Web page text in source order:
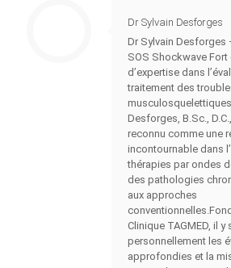
Dr Sylvain Desforges
Dr Sylvain Desforges
SOS Shockwave Fort
d’expertise dans
traitement des
Desforges, B.Sc.,
reconnu comme une
incontournable dans
thérapies par ondes
des pathologies
aux approches
Clinique TAGMED, il y
personnellement les
approfondies et la